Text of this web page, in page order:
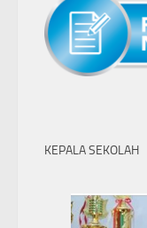
KEPALA SEKOLAH